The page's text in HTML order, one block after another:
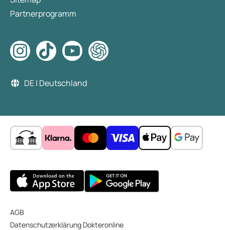
Partnerprogramm
DE | Deutschland
AGB
Datenschutzerklärung Dokteronline